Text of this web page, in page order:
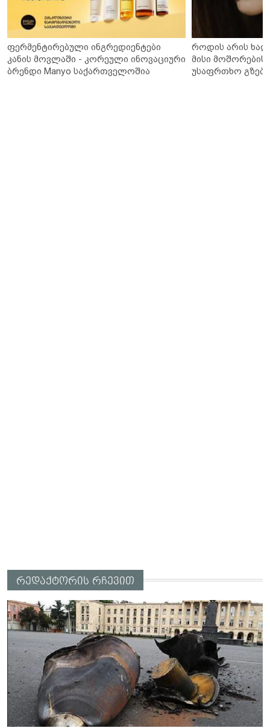
ფერმენტირებული ინგრედიენტები
კანის მოვლაში - კორეული ინოვაციური
ბრენდი Manyo საქართველოშია
როდის არის
მისი მოშორების
უსაფრთხო გზები
რედაქტორის რჩევით